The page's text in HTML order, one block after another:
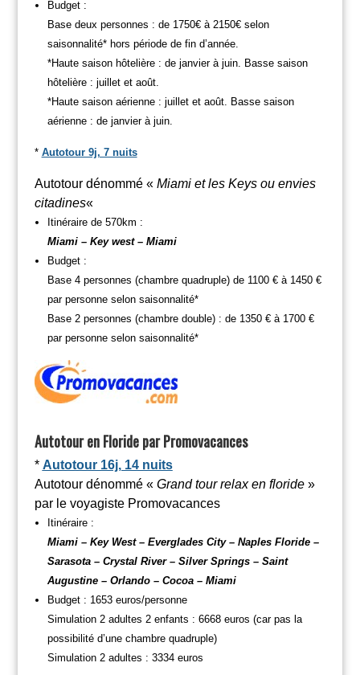
Budget :
Base deux personnes : de 1750€ à 2150€ selon
saisonnalité* hors période de fin d’année.
*Haute saison hôtelière : de janvier à juin. Basse saison
hôtelière : juillet et août.
*Haute saison aérienne : juillet et août. Basse saison
aérienne : de janvier à juin.
* Autotour 9j, 7 nuits
Autotour dénommé « Miami et les Keys ou envies
citadines«
Itinéraire de 570km :
Miami – Key west – Miami
Budget :
Base 4 personnes (chambre quadruple) de 1100 € à 1450 €
par personne selon saisonnalité*
Base 2 personnes (chambre double) : de 1350 € à 1700 €
par personne selon saisonnalité*
Autotour en Floride par Promovacances
* Autotour 16j, 14 nuits
Autotour dénommé « Grand tour relax en floride»
par le voyagiste Promovacances
Itinéraire :
Miami – Key West – Everglades City – Naples Floride –
Sarasota – Crystal River – Silver Springs – Saint
Augustine – Orlando – Cocoa – Miami
Budget : 1653 euros/personne
Simulation 2 adultes 2 enfants : 6668 euros (car pas la
possibilité d’une chambre quadruple)
Simulation 2 adultes : 3334 euros